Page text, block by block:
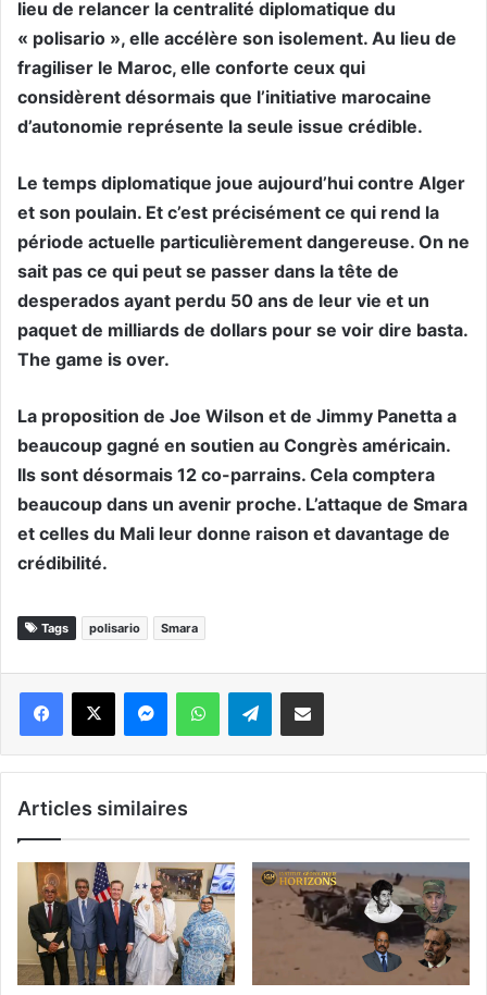
lieu de relancer la centralité diplomatique du
« polisario », elle accélère son isolement. Au lieu de
fragiliser le Maroc, elle conforte ceux qui
considèrent désormais que l’initiative marocaine
d’autonomie représente la seule issue crédible.
Le temps diplomatique joue aujourd’hui contre Alger
et son poulain. Et c’est précisément ce qui rend la
période actuelle particulièrement dangereuse. On ne
sait pas ce qui peut se passer dans la tête de
desperados ayant perdu 50 ans de leur vie et un
paquet de milliards de dollars pour se voir dire basta.
The game is over.
La proposition de Joe Wilson et de Jimmy Panetta a
beaucoup gagné en soutien au Congrès américain.
Ils sont désormais 12 co-parrains. Cela comptera
beaucoup dans un avenir proche. L’attaque de Smara
et celles du Mali leur donne raison et davantage de
crédibilité.
Tags polisario Smara
WhatsApp Telegram
Articles similaires